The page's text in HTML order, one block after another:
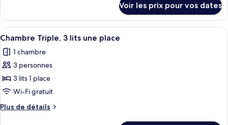
Chambre
Triple
le
type
de
Chambre
Triple
Voir les prix pour vos dates
Afficher
toutes
les
photos
pour
ce
type
de
Une chambre d’hôtel avec deux lits,
5
Chambre Triple, 3 lits une place
1 chambre
3 personnes
3 lits 1 place
Wi-Fi gratuit
Plus de détails
Plus